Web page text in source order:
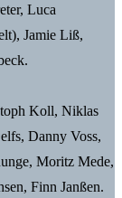
Luca
Jamie Liß,
Koll, Niklas
Danny Voss,
Moritz Mede,
Finn Janßen.